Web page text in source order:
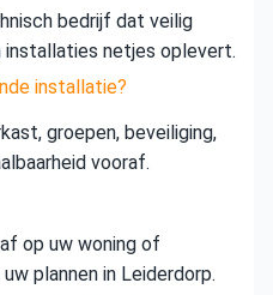
bedrijf dat veilig
installaties netjes oplevert.
installatie?
groepen, beveiliging,
vooraf.
op uw woning of
plannen in Leiderdorp.